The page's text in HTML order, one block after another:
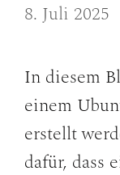
8. Juli 2025
In diesem
einem
erstellt
dafür, dass